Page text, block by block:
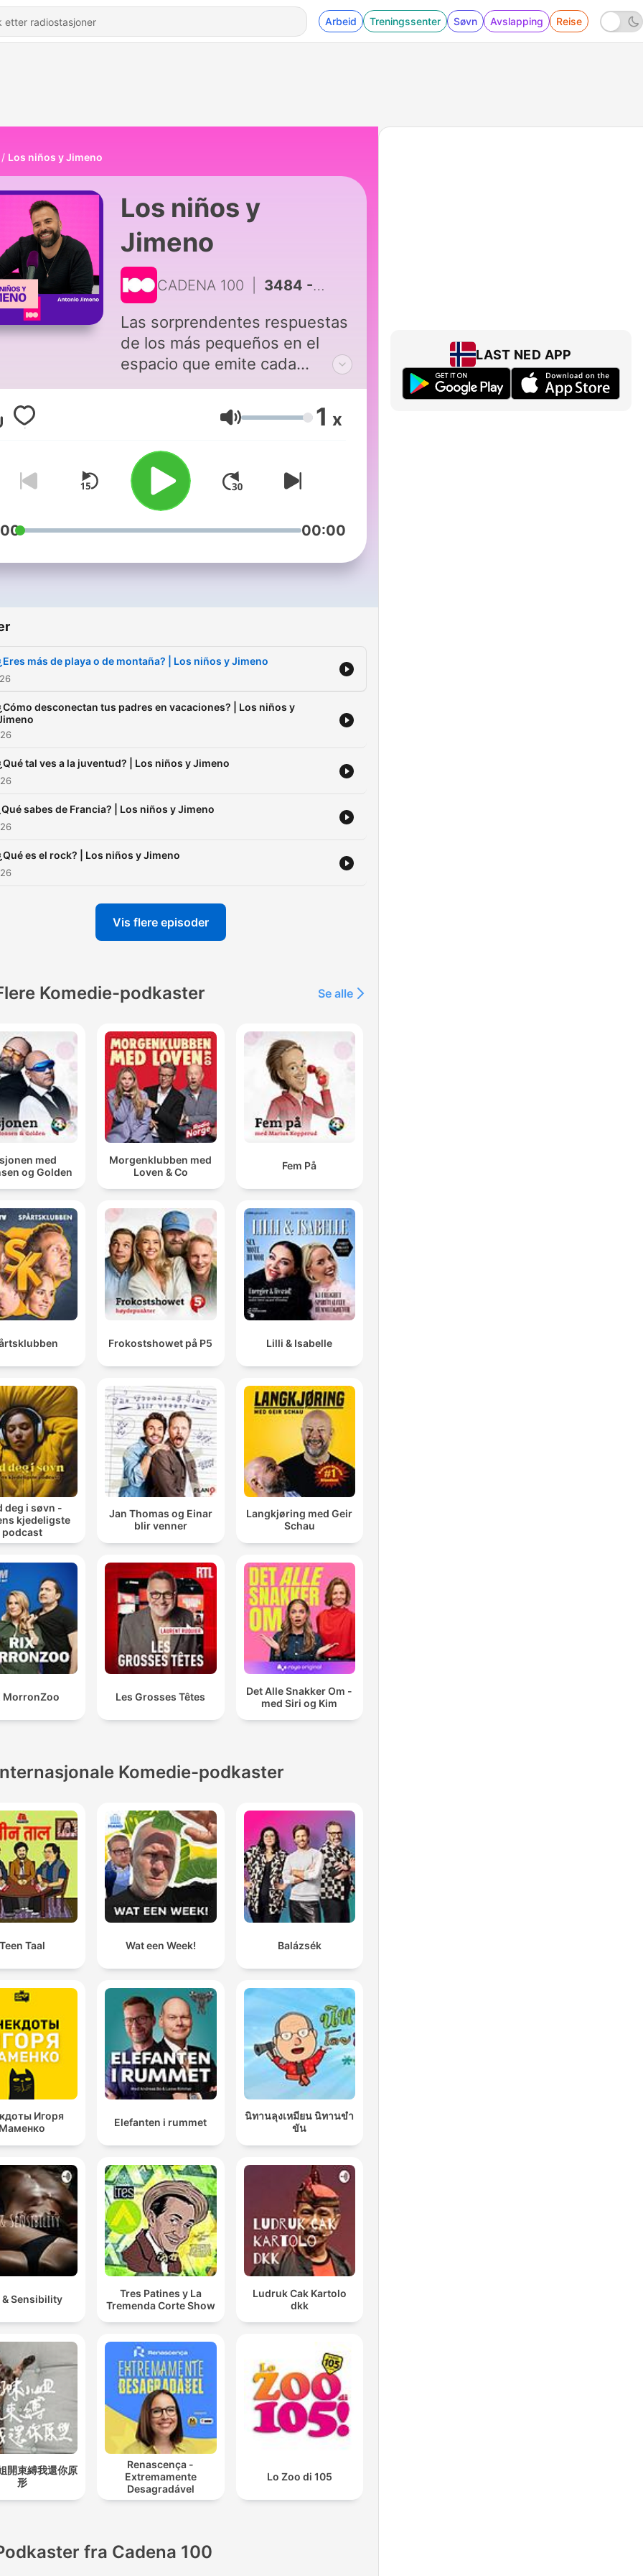
Arbeid Treningssenter Søvn Avslapping Reise
Los niños y Jimeno
Los niños y
Jimeno
CADENA 100 3484 - ¿Eres más de playa o de montaña? | Los niños y Jimeno
Las sorprendentes respuestas
de los más pequeños en el
espacio que emite cada
mañana en '¡Buenos días, Javi
Volum 1 x
00:00
más de playa o de montaña? | Los niños y Jimeno
desconectan tus padres en vacaciones? | Los niños y
tal ves a la juventud? | Los niños y Jimeno
sabes de Francia? | Los niños y Jimeno
es el rock? | Los niños y Jimeno
Vis flere episoder
Komedie-podkaster Se alle
med
og Golden
Morgenklubben med
Loven & Co
Fem På
Frokostshowet på P5 Lilli & Isabelle
deg i søvn -
kjedeligste
podcast
Jan Thomas og Einar
blir venner
Langkjøring med Geir
Schau
MorronZoo Les Grosses Têtes
Det Alle Snakker Om -
med Siri og Kim
Komedie-podkaster
Taal Wat een Week! Balázsék
Игоря
Elefanten i rummet
นิทานลุงเหมียน นิทานขำ
ขัน
& Sensibility
Tres Patines y La
Tremenda Corte Show
Ludruk Cak Kartolo
dkk
開束縛我還你原
形
Renascença -
Extremamente
Desagradável
Lo Zoo di 105
fra Cadena 100
LAST NED APP